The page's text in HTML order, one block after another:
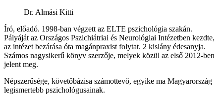
Dr. Almási Kitti
Író, előadó. 1998-ban végzett az ELTE pszichológia szakán.
Pályáját az Országos Pszichiátriai és Neurológiai Intézetben kezdte,
az intézet bezárása óta magánpraxist folytat. 2 kislány édesanyja.
Számos nagysikerű könyv szerzője, melyek közül az első 2012-ben
jelent meg.
Népszerűsége, követőbázisa számottevő, egyike ma Magyarország
legismertebb pszichológusainak.